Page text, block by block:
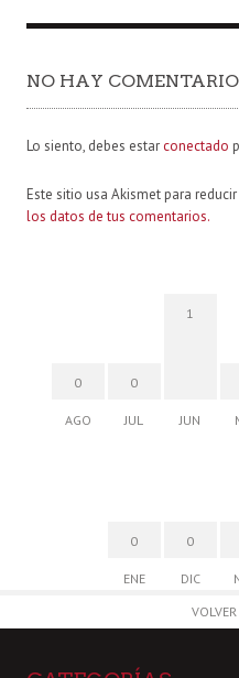
NO HAY
Lo siento, debes estar conectado
Este sitio usa Akismet para
los datos de tus comentarios.
0
AGO
0
JUL
1
JUN
0
ENE
0
DIC